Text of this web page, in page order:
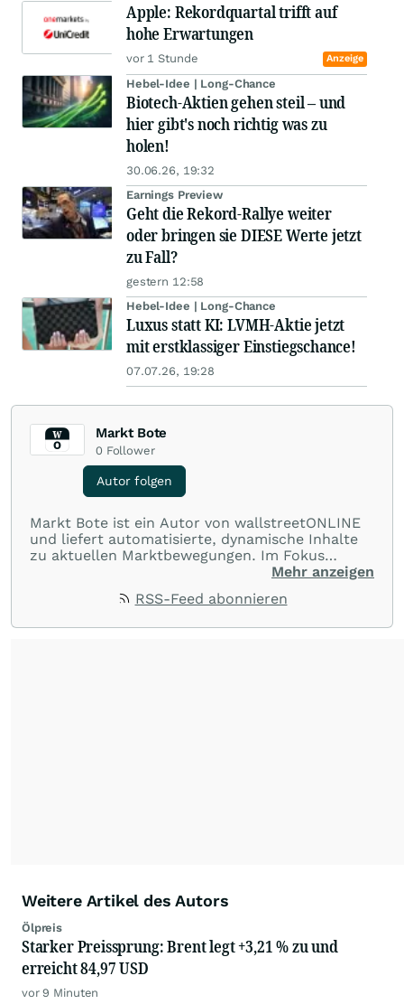
Apple: Rekordquartal trifft auf
hohe Erwartungen
vor 1 Stunde Anzeige
Hebel-Idee | Long-Chance
Biotech-Aktien gehen steil – und
hier gibt's noch richtig was zu
holen!
30.06.26, 19:32
Earnings Preview
Geht die Rekord-Rallye weiter
oder bringen sie DIESE Werte jetzt
zu Fall?
gestern 12:58
Hebel-Idee | Long-Chance
Luxus statt KI: LVMH-Aktie jetzt
mit erstklassiger Einstiegschance!
07.07.26, 19:28
Markt Bote
0 Follower
Autor folgen
Markt Bote ist ein Autor von wallstreetONLINE
und liefert automatisierte, dynamische Inhalte
zu aktuellen Marktbewegungen. Im Fokus
stehen Tops und Flops, Branchentrends und
Rohstoffe oder Krypto – die Beiträge sind kurz,
Mehr anzeigen
RSS-Feed abonnieren
Weitere Artikel des Autors
Ölpreis
Starker Preissprung: Brent legt +3,21 % zu und
erreicht 84,97 USD
vor 9 Minuten